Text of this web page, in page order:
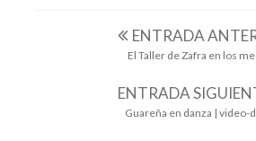
ENTRADA
El Taller de Zafra en los
ENTRADA
Guareña en danza | video-